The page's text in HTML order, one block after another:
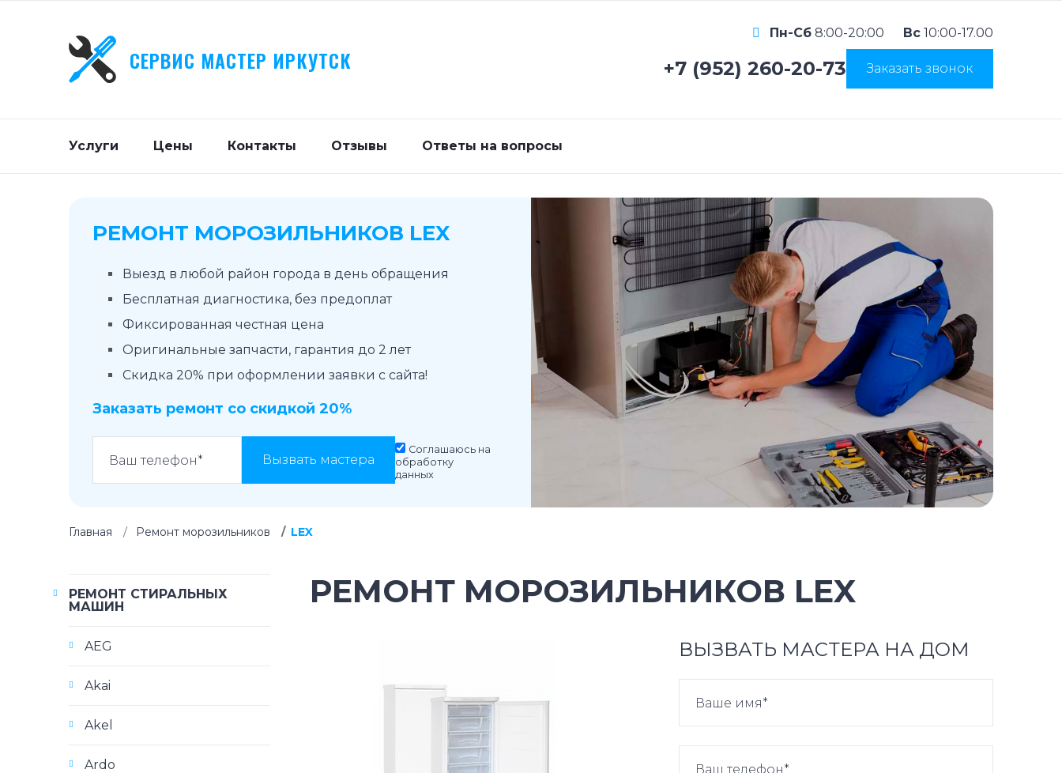
СЕРВИС МАСТЕР ИРКУТСК
Пн-Сб 8:00-20:00 Вс 10:00-17.00
+7 (952) 260-20-73 Заказать звонок
Услуги Цены Контакты Отзывы Ответы на вопросы
РЕМОНТ МОРОЗИЛЬНИКОВ LEX
Выезд в любой район города в день обращения
Бесплатная диагностика, без предоплат
Фиксированная честная цена
Оригинальные запчасти, гарантия до 2 лет
Скидка 20% при оформлении заявки с сайта!
Заказать ремонт со скидкой 20%
Вызвать мастера
Соглашаюсь на
обработку
данных
Главная Ремонт морозильников LEX
РЕМОНТ МОРОЗИЛЬНИКОВ LEX
ВЫЗВАТЬ МАСТЕРА НА ДОМ
РЕМОНТ СТИРАЛЬНЫХ
МАШИН
AEG
Akai
Akel
Ardo